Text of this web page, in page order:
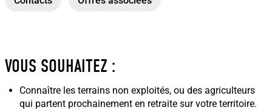
VOUS SOUHAITEZ :
Connaître les terrains non exploités, ou des agriculteurs
qui partent prochainement en retraite sur votre territoire.